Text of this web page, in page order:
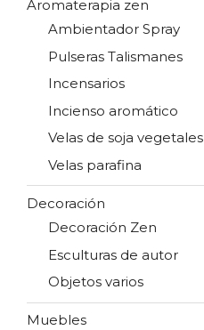
Aromaterapia zen
Ambientador Spray
Pulseras Talismanes
Incensarios
Incienso aromático
Velas de soja vegetales
Velas parafina
Decoración
Decoración Zen
Esculturas de autor
Objetos varios
Muebles